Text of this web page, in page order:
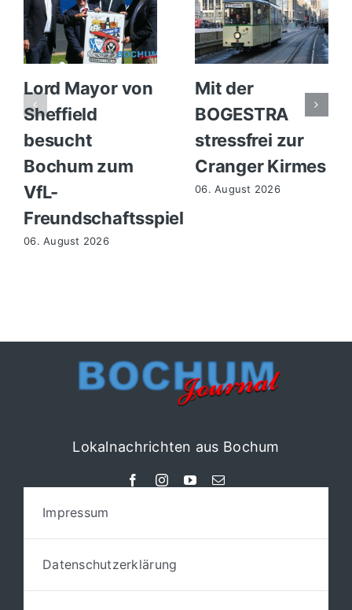
Lord Mayor von
Sheffield
besucht
Bochum zum
VfL-
Freundschaftsspiel
06. August 2026
Mit der
BOGESTRA
stressfrei zur
Cranger Kirmes
06. August 2026
Lokalnachrichten aus Bochum
Impressum
Datenschutzerklärung